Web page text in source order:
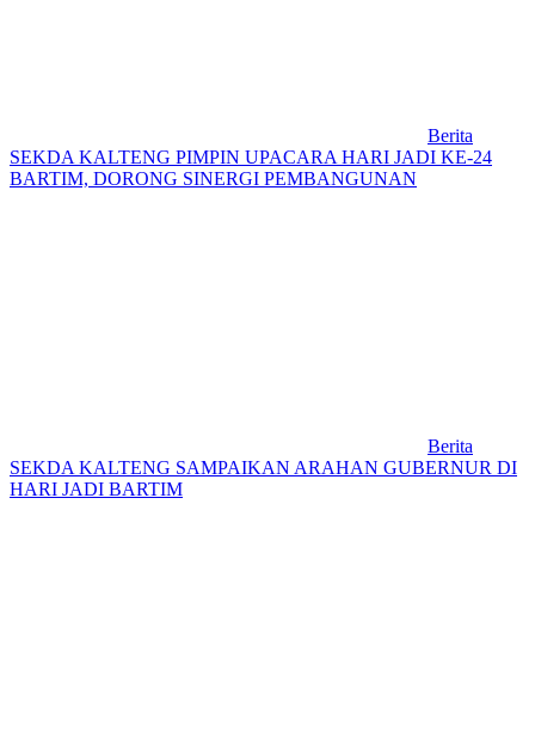
Berita
SEKDA KALTENG PIMPIN UPACARA HARI JADI KE-24
BARTIM, DORONG SINERGI PEMBANGUNAN
Berita
SEKDA KALTENG SAMPAIKAN ARAHAN GUBERNUR DI
HARI JADI BARTIM